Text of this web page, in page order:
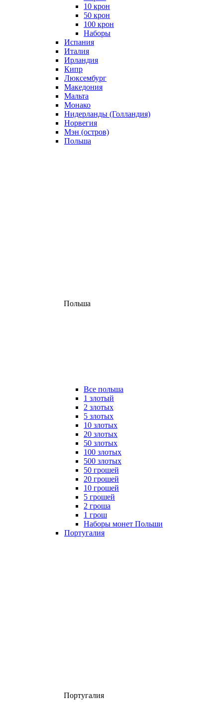
10 крон
50 крон
100 крон
Наборы
Испания
Италия
Ирландия
Кипр
Люксембург
Македония
Мальта
Монако
Нидерланды (Голландия)
Норвегия
Мэн (остров)
Польша
Польша
Все польша
1 злотый
2 злотых
5 злотых
10 злотых
20 злотых
50 злотых
100 злотых
500 злотых
50 грошей
20 грошей
10 грошей
5 грошей
2 гроша
1 грош
Наборы монет Польши
Португалия
Португалия